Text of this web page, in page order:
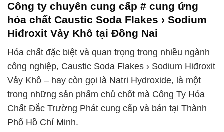
Công ty chuyên cung cấp # cung ứng
hóa chất Caustic Soda Flakes › Sodium
Hiđroxit Vảy Khô tại Đồng Nai
Hóa chất đặc biệt và quan trọng trong nhiều ngành
công nghiệp, Caustic Soda Flakes › Sodium Hiđroxit
Vảy Khô – hay còn gọi là Natri Hydroxide, là một
trong những sản phẩm chủ chốt mà Công Ty Hóa
Chất Đắc Trường Phát cung cấp và bán tại Thành
Phố Hồ Chí Minh.